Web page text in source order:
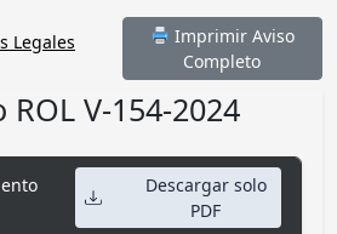
Legales
Imprimir Aviso
Completo
ROL V-154-2024
Descargar solo
PDF